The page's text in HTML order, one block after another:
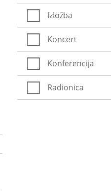
Izložba
Koncert
Konferencija
Radionica